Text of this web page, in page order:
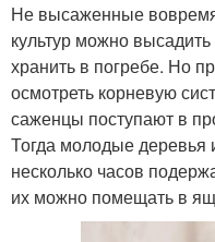
Не высаженные
культур можно
хранить в погребе. Но
осмотреть корневую
саженцы поступают в
Тогда молодые деревья
несколько часов
их можно помещать в